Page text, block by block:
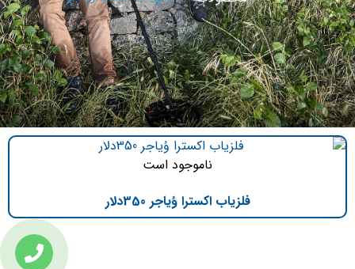
ناموجود است
فلزیاب اکسترا وُیاجر 350دلار